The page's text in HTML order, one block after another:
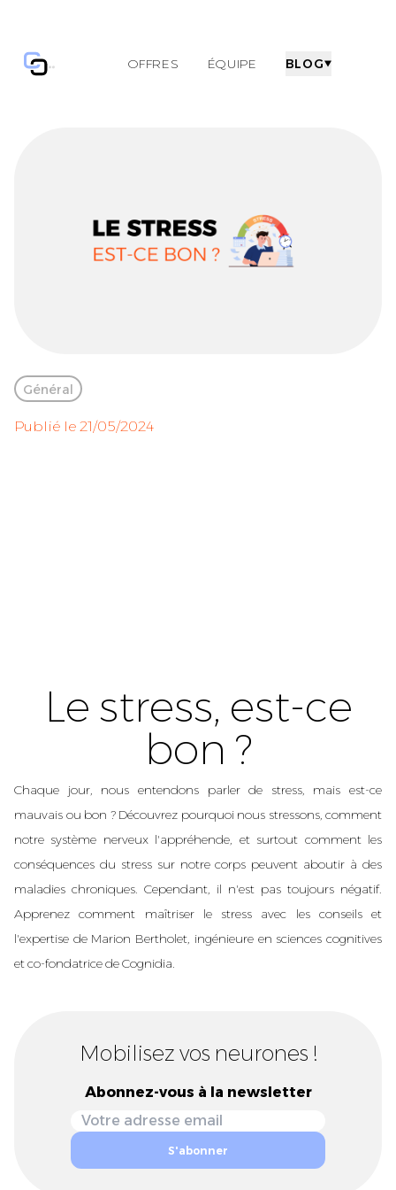
OFFRES ÉQUIPE BLOG
Général
Publié le 21/05/2024
Le stress, est-ce
bon ?
Chaque jour, nous entendons parler de stress, mais est-ce
mauvais ou bon ? Découvrez pourquoi nous stressons, comment
notre système nerveux l'appréhende, et surtout comment les
conséquences du stress sur notre corps peuvent aboutir à des
maladies chroniques. Cependant, il n'est pas toujours négatif.
Apprenez comment maîtriser le stress avec les conseils et
l'expertise de Marion Bertholet, ingénieure en sciences cognitives
et co-fondatrice de Cognidia.
Mobilisez vos neurones !
Abonnez-vous à la newsletter
S'abonner